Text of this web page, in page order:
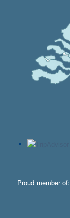
Proud member of: